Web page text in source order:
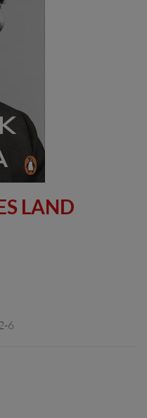
LAND
6